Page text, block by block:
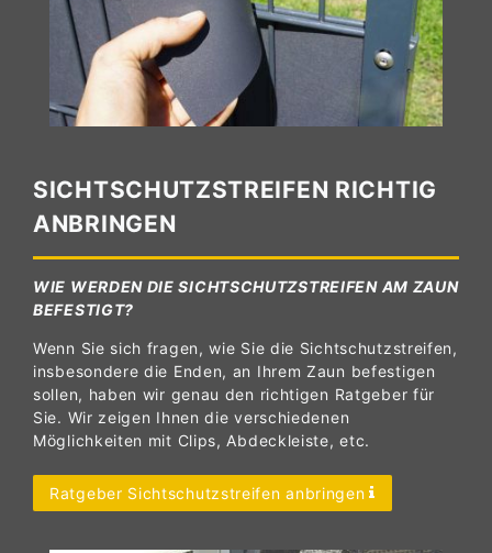
SICHTSCHUTZSTREIFEN RICHTIG
ANBRINGEN
WIE WERDEN DIE SICHTSCHUTZSTREIFEN AM ZAUN
BEFESTIGT?
Wenn Sie sich fragen, wie Sie die Sichtschutzstreifen,
insbesondere die Enden, an Ihrem Zaun befestigen
sollen, haben wir genau den richtigen Ratgeber für
Sie. Wir zeigen Ihnen die verschiedenen
Möglichkeiten mit Clips, Abdeckleiste, etc.
Ratgeber Sichtschutzstreifen anbringen